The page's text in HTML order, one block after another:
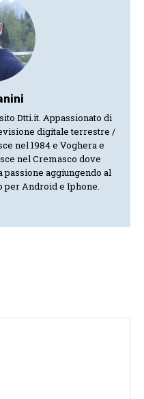
Dtti.it. Appassionato di
digitale terrestre /
nel 1984 e Voghera e
nel Cremasco dove
passione aggiungendo al
per Android e Iphone.